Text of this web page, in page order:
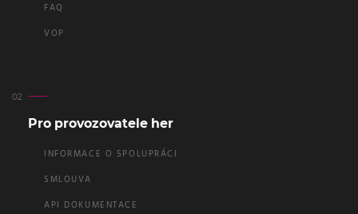
FAQ
VOP
Pro provozovatele her
INFORMACE O SPOLUPRÁCI
SMLOUVA
API DOKUMENTACE